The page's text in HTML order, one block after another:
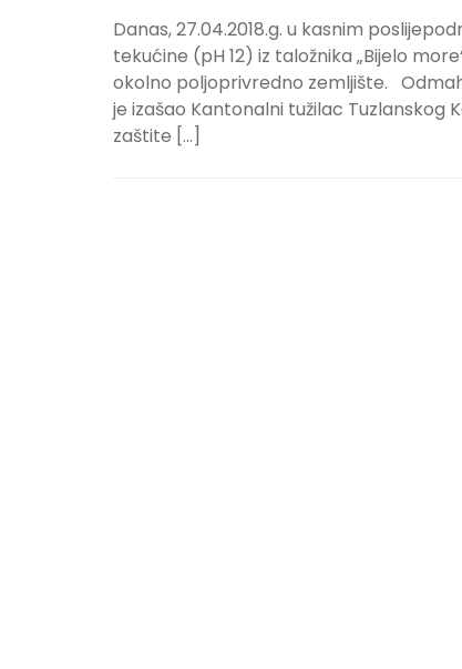
Danas, 27.04.2018.g. u kasnim
tekućine (pH 12) iz taložnika „Bijelo
okolno poljoprivredno zemljište.
je izašao Kantonalni tužilac Tuzlanskog
zaštite […]